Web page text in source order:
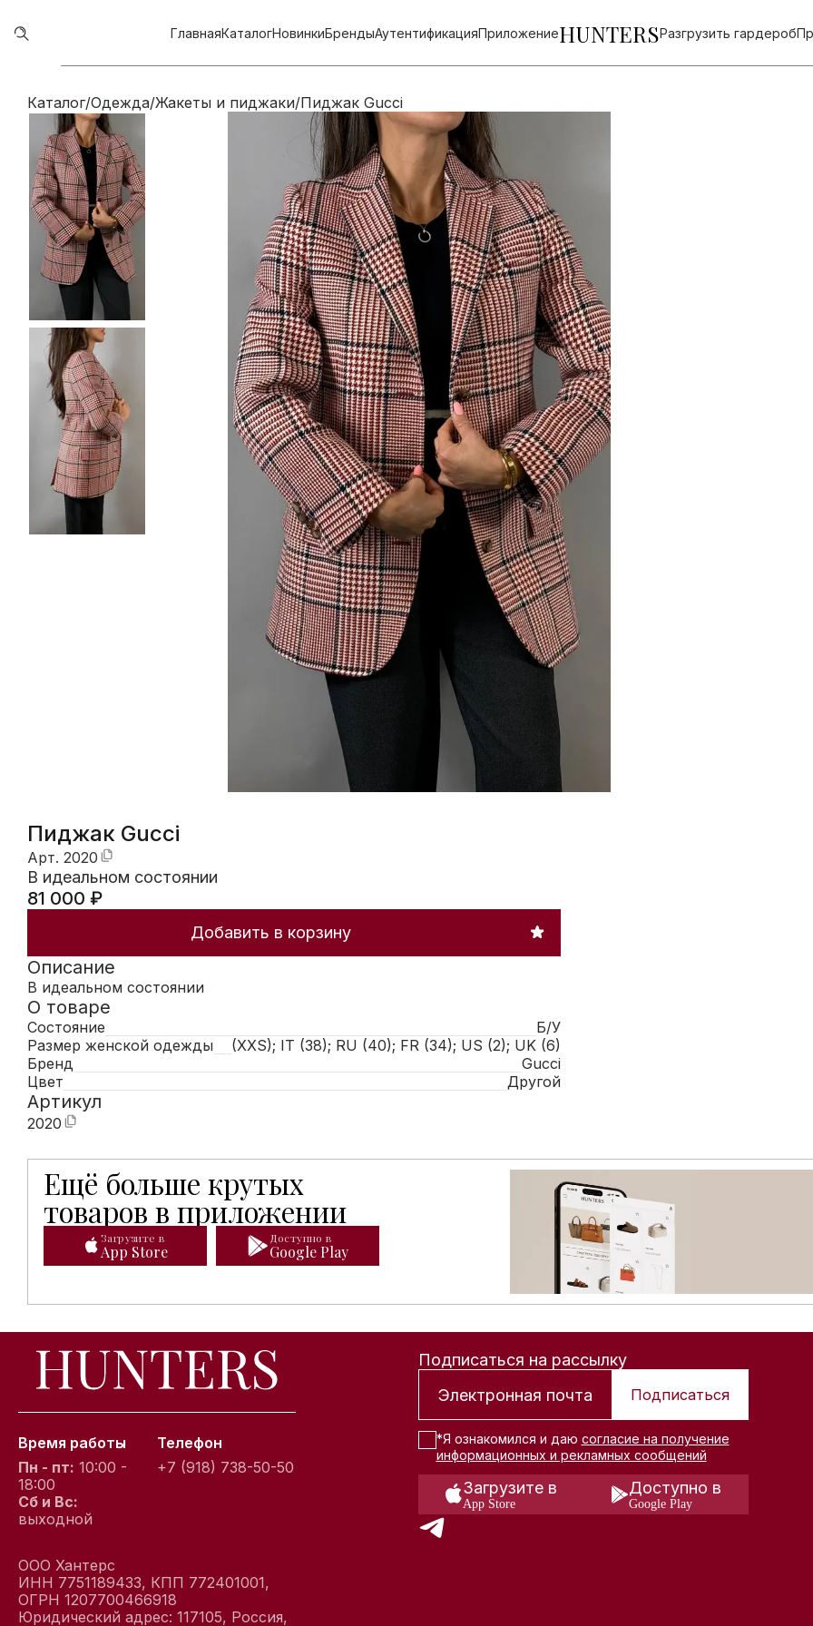
ГлавнаяКаталогНовинкиБрендыАутентификацияПриложениеHUNTERSРазгрузить гардероб
Каталог/Одежда/Жакеты и пиджаки/Пиджак Gucci
Пиджак Gucci
Арт. 2020
В идеальном состоянии
81 000 ₽
Добавить в корзину
Описание
В идеальном состоянии
О товаре
Состояние
Б/У
Размер женской одежды
(XXS); IT (38); RU (40); FR (34); US (2); UK (6)
Бренд
Gucci
Цвет
Другой
Артикул
2020
Ещё больше крутых
товаров в приложении
Мобильное приложение Hunters открывает доступ к расширенному каталогу брендовых товаров: больше
Загрузите в
App Store
Доступно в
Google Play
Время работы
Пн - пт: 10:00 -
18:00
Сб и Вс:
выходной
Телефон
+7 (918) 738-50-50
ООО Хантерс
ИНН 7751189433, КПП 772401001,
ОГРН 1207700466918
Юридический адрес: 117105, Россия,
Подписаться на рассылку
Подписаться
*Я ознакомился и даю согласие на получение
информационных и рекламных сообщений
Загрузите в
App Store
Доступно в
Google Play